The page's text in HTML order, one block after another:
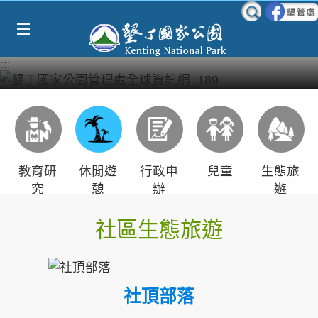
:::
教育研
究
休閒遊
憩
行政申
辦
兒童
生態旅
遊
社區生態旅遊
社頂部落